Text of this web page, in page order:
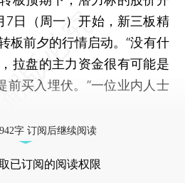
7日（周一）开始，新三板精
板前夕的行情启动。“没有什
拉盘的主力资金很有可能是
前买入埋伏。”一位业内人士
字 订阅后继续阅读
已订阅的阅读权限